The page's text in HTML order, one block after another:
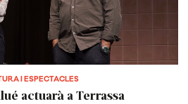
I ESPECTACLES
actuarà a Terrassa